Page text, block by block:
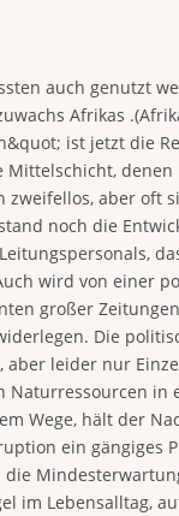
auch genutzt
Afrikas
ist jetzt die
aber oft
noch die
wird von einer
großer Zeitungen(
Die
leider nur
in
Wege, hält der
ein gängiges
im Lebensalltag,